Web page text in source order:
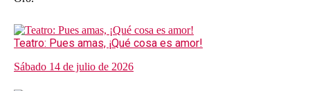
Teatro: Pues amas, ¡Qué cosa es amor!
Sábado 14 de julio de 2026